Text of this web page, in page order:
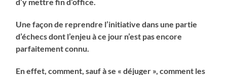
Une façon de reprendre l’initiative dans une partie
d’échecs dont l’enjeu à ce jour n’est pas encore
parfaitement connu.
En effet, comment, sauf à se « déjuger », comment les